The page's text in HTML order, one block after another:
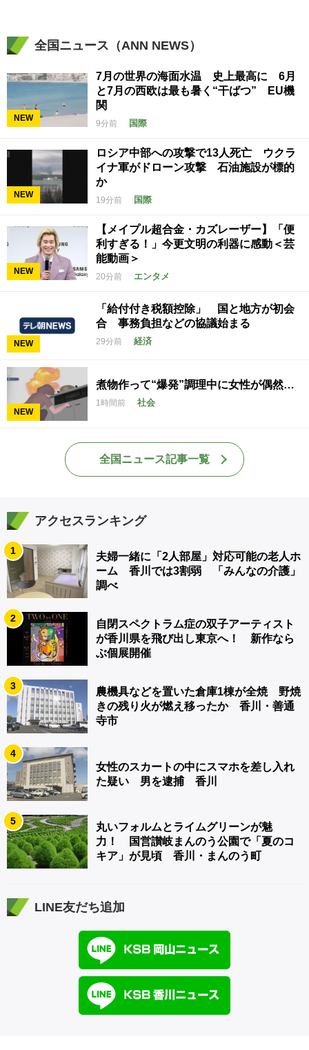
全国ニュース（ANN NEWS）
NEW
7月の世界の海面水温 史上最高に 6月
と7月の西欧は最も暑く“干ばつ” EU機
関
9分前 国際
NEW
ロシア中部への攻撃で13人死亡 ウクラ
イナ軍がドローン攻撃 石油施設が標的
か
19分前 国際
NEW
【メイプル超合金・カズレーザー】「便
利すぎる！」今更文明の利器に感動＜芸
能動画＞
20分前 エンタメ
NEW
「給付付き税額控除」 国と地方が初会
合 事務負担などの協議始まる
29分前 経済
NEW
煮物作って“爆発”調理中に女性が偶然…
1時間前 社会
全国ニュース記事一覧
アクセスランキング
1
夫婦一緒に「2人部屋」対応可能の老人ホ
ーム 香川では3割弱 「みんなの介護」
調べ
2
自閉スペクトラム症の双子アーティスト
が香川県を飛び出し東京へ！ 新作なら
ぶ個展開催
3
農機具などを置いた倉庫1棟が全焼 野焼
きの残り火が燃え移ったか 香川・善通
寺市
4
女性のスカートの中にスマホを差し入れ
た疑い 男を逮捕 香川
5
丸いフォルムとライムグリーンが魅
力！ 国営讃岐まんのう公園で「夏のコ
キア」が見頃 香川・まんのう町
LINE友だち追加